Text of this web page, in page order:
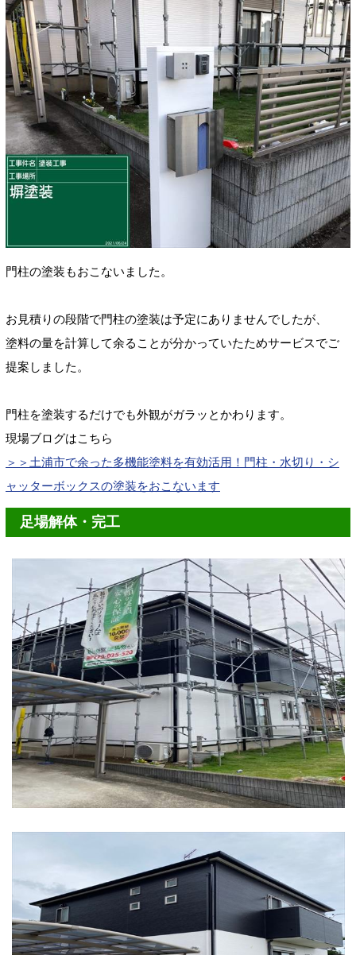
門柱の塗装もおこないました。
お見積りの段階で門柱の塗装は予定にありませんでしたが、
塗料の量を計算して余ることが分かっていたためサービスでご
提案しました。
門柱を塗装するだけでも外観がガラッとかわります。
現場ブログはこちら
＞＞土浦市で余った多機能塗料を有効活用！門柱・水切り・シ
ャッターボックスの塗装をおこないます
足場解体・完工